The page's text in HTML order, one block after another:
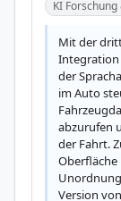
KI
Mit der
Integration
der
im Auto
abzurufen
der Fahrt.
Oberfläche
Version